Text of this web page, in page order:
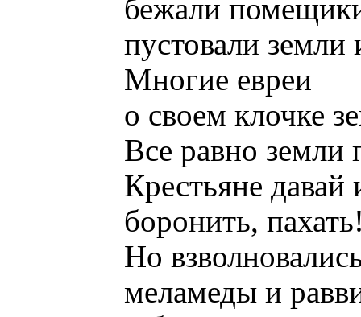
бежали
пустовали земли
Многие евреи
о своем клочке
Все равно земли
Крестьяне давай
боронить,
Но
меламеды и